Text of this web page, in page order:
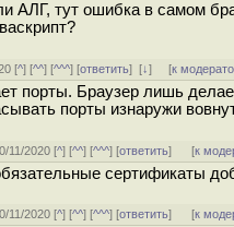
АЛГ, тут ошибка в самом
[^] [^^] [^^^] [ответить][↓] [к
порты. Браузер лишь
порты изнаружи
11/2020 [^] [^^] [^^^] [ответить] [к
сертификаты
11/2020 [^] [^^] [^^^] [ответить] [к